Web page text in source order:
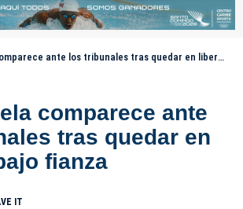
ante los tribunales tras quedar en libertad bajo fianza
comparece ante
tras quedar en
fianza